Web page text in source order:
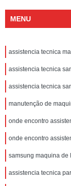
MENU
assistencia tecnica
assistencia tecnica
assistencia tecnica
manutenção de
onde encontro
onde encontro
samsung maquina de
assistencia tecnica